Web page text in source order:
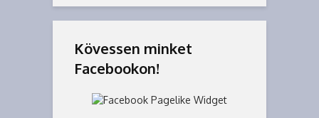
Kövessen minket
Facebookon!